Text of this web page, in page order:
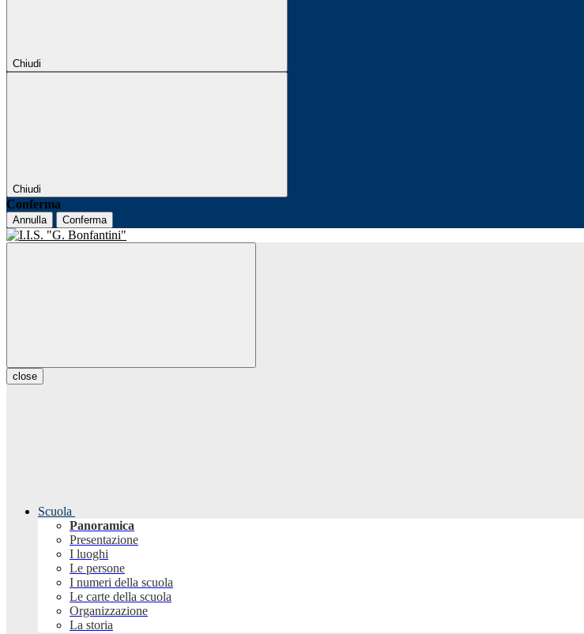
Chiudi
Chiudi
Conferma
Annulla Conferma
close
Scuola
Panoramica
Presentazione
I luoghi
Le persone
I numeri della scuola
Le carte della scuola
Organizzazione
La storia